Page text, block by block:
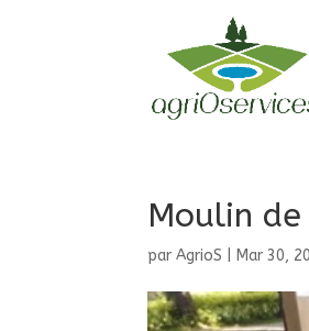
Moulin de
parAgrioS Mar 30,